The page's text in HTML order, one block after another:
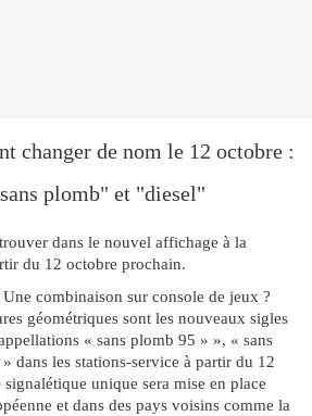
changer de nom le 12 octobre :
plomb" et "diesel"
dans le nouvel affichage à la
du 12 octobre prochain.
combinaison sur console de jeux ?
géométriques sont les nouveaux sigles
« sans plomb 95 » », « sans
dans les stations-service à partir du 12
unique sera mise en place
et dans des pays voisins comme la